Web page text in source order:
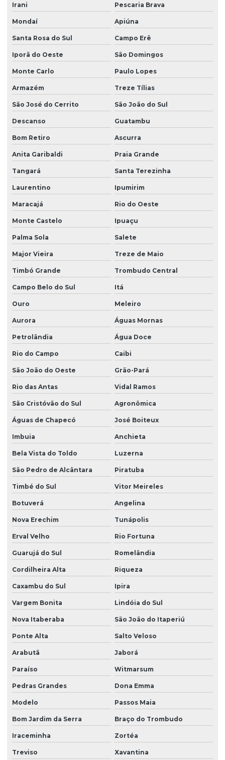
Projeto de laje protendida
Projeto de paredes estruturais para empresas
Projeto sistema hidraulico
Projetos estruturais
Viga para concreto armado
Viga concreto protendido
Irani Pescaria Brava
Mondaí Apiúna
Santa Rosa do Sul Campo Erê
Iporã do Oeste São Domingos
Monte Carlo Paulo Lopes
Armazém Treze Tílias
São José do Cerrito São João do Sul
Descanso Guatambu
Bom Retiro Ascurra
Anita Garibaldi Praia Grande
Tangará Santa Terezinha
Laurentino Ipumirim
Maracajá Rio do Oeste
Monte Castelo Ipuaçu
Palma Sola Salete
Major Vieira Treze de Maio
Timbó Grande Trombudo Central
Campo Belo do Sul Itá
Ouro Meleiro
Aurora Águas Mornas
Petrolândia Água Doce
Rio do Campo Caibi
São João do Oeste Grão-Pará
Rio das Antas Vidal Ramos
São Cristóvão do Sul Agronômica
Águas de Chapecó José Boiteux
Imbuia Anchieta
Bela Vista do Toldo Luzerna
São Pedro de Alcântara Piratuba
Timbé do Sul Vitor Meireles
Botuverá Angelina
Nova Erechim Tunápolis
Erval Velho Rio Fortuna
Guarujá do Sul Romelândia
Cordilheira Alta Riqueza
Caxambu do Sul Ipira
Vargem Bonita Lindóia do Sul
Nova Itaberaba São João do Itaperiú
Ponte Alta Salto Veloso
Arabutã Jaborá
Paraíso Witmarsum
Pedras Grandes Dona Emma
Modelo Passos Maia
Bom Jardim da Serra Braço do Trombudo
Iraceminha Zortéa
Treviso Xavantina